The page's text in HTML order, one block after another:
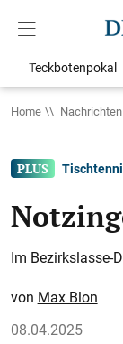
Teckbotenpokal
Home Nachrichten
Im Bezirkslasse-
Max Blon
08.04.2025